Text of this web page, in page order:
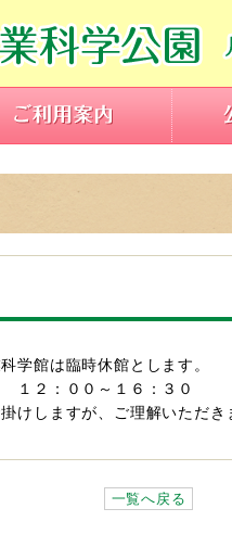
学館は臨時休館とします。
２：００～１６：３０
けしますが、ご理解いただき
一覧へ戻る